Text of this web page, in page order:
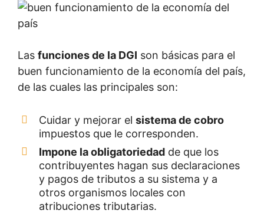
Las funciones de la DGI son básicas para el
buen funcionamiento de la economía del país,
de las cuales las principales son:
Cuidar y mejorar el sistema de cobro
impuestos que le corresponden.
Impone la obligatoriedad de que los
contribuyentes hagan sus declaraciones
y pagos de tributos a su sistema y a
otros organismos locales con
atribuciones tributarias.